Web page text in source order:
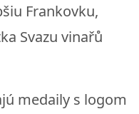
Frankovku,
Svazu vinařů
medaily s logom